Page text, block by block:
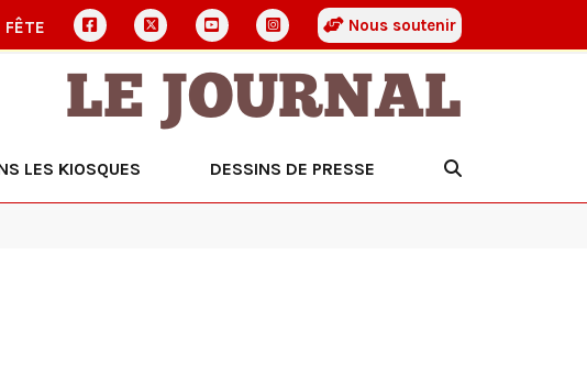
FÊTE Nous soutenir
LE JOURNAL
LES KIOSQUES DESSINS DE PRESSE